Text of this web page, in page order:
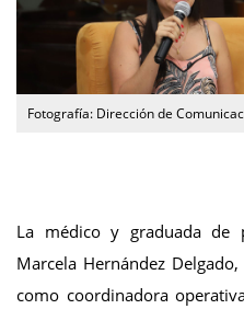
Fotografía: Dirección de
La médico y graduada de
Marcela Hernández
como coordinadora